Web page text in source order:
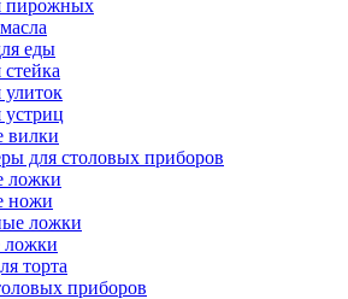
пирожных
еды
вилки
для столовых приборов
ложки
ножи
ложки
торта
приборов